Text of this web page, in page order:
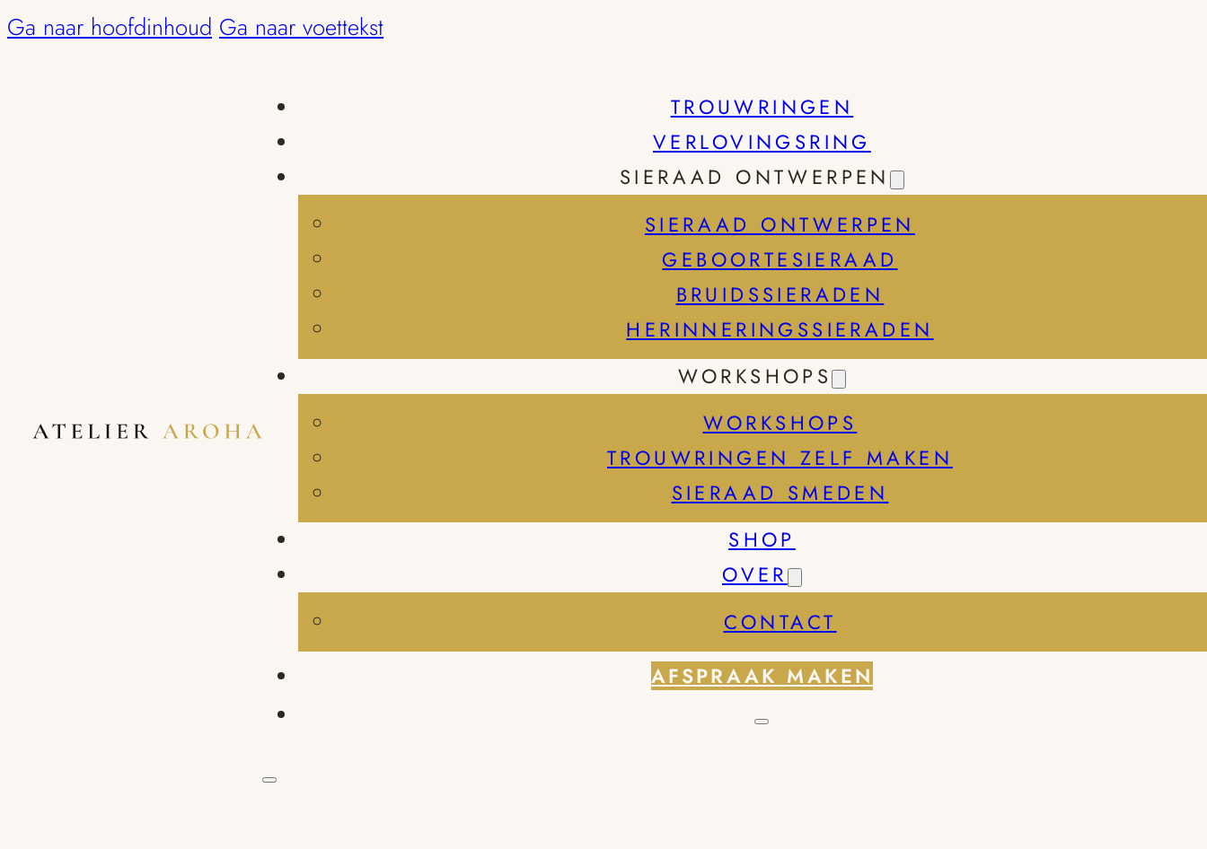
Ga naar hoofdinhoud Ga naar voettekst
TROUWRINGEN
VERLOVINGSRING
SIERAAD ONTWERPEN
SIERAAD ONTWERPEN
GEBOORTESIERAAD
BRUIDSSIERADEN
HERINNERINGSSIERADEN
WORKSHOPS
WORKSHOPS
TROUWRINGEN ZELF MAKEN
SIERAAD SMEDEN
SHOP
OVER
CONTACT
AFSPRAAK MAKEN